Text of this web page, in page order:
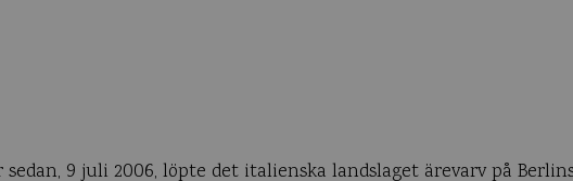
9 juli 2006, löpte det italienska landslaget ärevarv på